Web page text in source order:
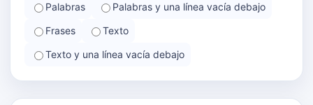
Palabras
Palabras y una línea vacía debajo
Frases
Texto
Texto y una línea vacía debajo